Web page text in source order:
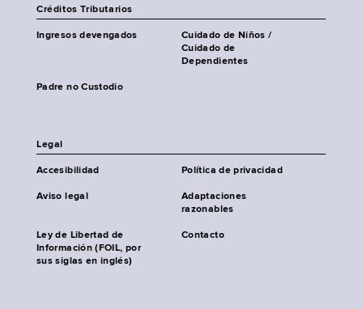
Créditos Tributarios
Ingresos devengados
Cuidado de Niños /
Cuidado de
Dependientes
Padre no Custodio
Legal
Accesibilidad Política de privacidad
Aviso legal
Adaptaciones
razonables
Ley de Libertad de
Información (FOIL, por
sus siglas en inglés)
Contacto